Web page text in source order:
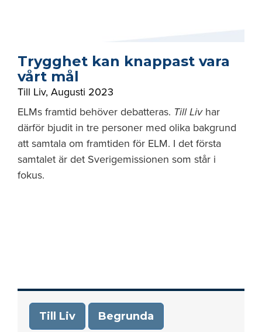
Trygghet kan knappast vara
vårt mål
Till Liv, Augusti 2023
ELMs framtid behöver debatteras. Till Livhar
därför bjudit in tre personer med olika bakgrund
att samtala om framtiden för ELM. I det första
samtalet är det Sverigemissionen som står i
fokus.
Till Liv Begrunda